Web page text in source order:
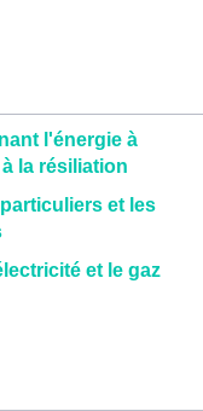
l'énergie à
la résiliation
et les
et le gaz